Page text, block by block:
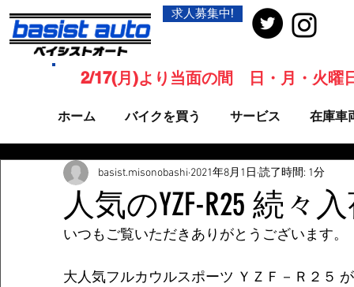
求人募集中!
ホーム バイクを買う サービス 在庫車
2/17(月)より当面の間 日・月・火曜
人気のYZF-R25 続々
basist.misonobashi 2021年8月1日 読了時間: 1分
いつもご覧いただきありがとうございます。
大人気フルカウルスポーツ ＹＺＦ－Ｒ２５